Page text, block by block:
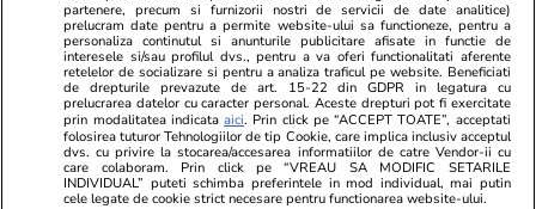
fapt și s-a făcut un reportaj cu mine și mama,
difuzat apoi la televiziunile din Polonia și URSS.
Povestea noastră au publicat-o mai multe ziare
europene”
„Când Papa a auzit povestea mea, a avut
partenere, precum si furnizorii nostri de servicii de date analitice)
prelucram date pentru a permite website-ului sa functioneze, pentru a
personaliza continutul si anunturile publicitare afisate in functie de
interesele si/sau profilul dvs., pentru a va oferi functionalitati aferente
retelelor de socializare si pentru a analiza traficul pe website. Beneficiati
de drepturile prevazute de art. 15-22 din GDPR in legatura cu
prelucrarea datelor cu caracter personal. Aceste drepturi pot fi exercitate
prin modalitatea indicataaici. Prin click pe “ACCEPT TOATE”, acceptati
folosirea tuturor Tehnologiilor de tip Cookie, care implica inclusiv acceptul
dvs. cu privire la stocarea/accesarea informatiilor de catre Vendor-ii cu
care colaboram. Prin click pe “VREAU SA MODIFIC SETARILE
INDIVIDUAL” puteti schimba preferintele in mod individual, mai putin
cele legate de cookie strict necesare pentru functionarea website-ului.